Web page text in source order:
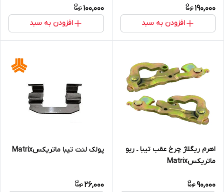
190,000
افزودن به سبد
100,000
افزودن به سبد
اهرم ریگلاژ چرخ عقب تیبا ـ ریو
ماتریکسMatrix
90,000
پولک لنت تیبا ماتریکسMatrix
26,000